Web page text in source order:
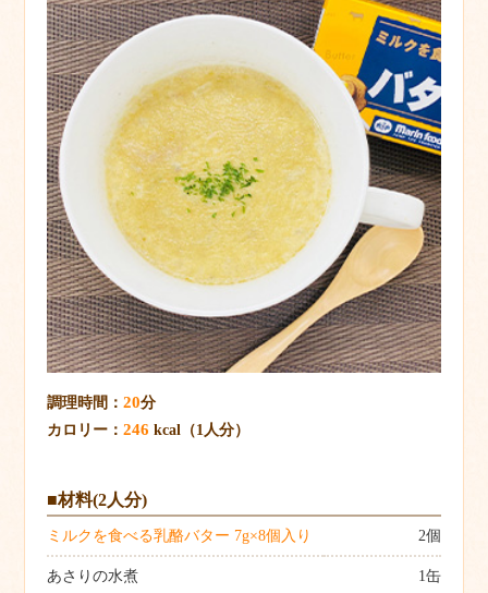
調理時間： 20分
カロリー： 246 kcal（1人分）
■材料(2人分)
ミルクを食べる乳酪バター 7g×8個入り 2個
あさりの水煮 1缶